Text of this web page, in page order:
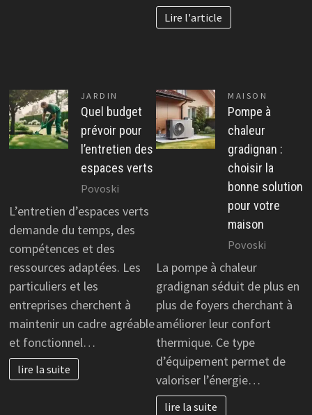
Lire l'article
JARDIN
Quel budget
prévoir pour
l’entretien des
espaces verts
Povoski
L’entretien d’espaces verts
demande du temps, des
compétences et des
ressources adaptées. Les
particuliers et les
entreprises cherchent à
maintenir un cadre agréable
et fonctionnel…
lire la suite
MAISON
Pompe à
chaleur
gradignan :
choisir la
bonne solution
pour votre
maison
Povoski
La pompe à chaleur
gradignan séduit de plus en
plus de foyers cherchant à
améliorer leur confort
thermique. Ce type
d’équipement permet de
valoriser l’énergie…
lire la suite